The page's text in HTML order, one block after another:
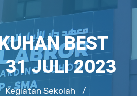
BEST
31 JULI 2023
Kegiatan Sekolah /